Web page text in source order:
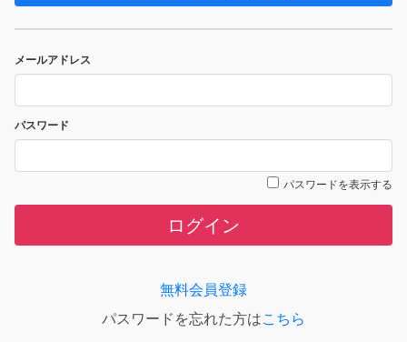
メールアドレス
パスワード
パスワードを表示する
ログイン
無料会員登録
パスワードを忘れた方はこちら